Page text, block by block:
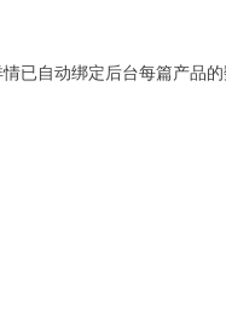
已自动绑定后台每篇产品的